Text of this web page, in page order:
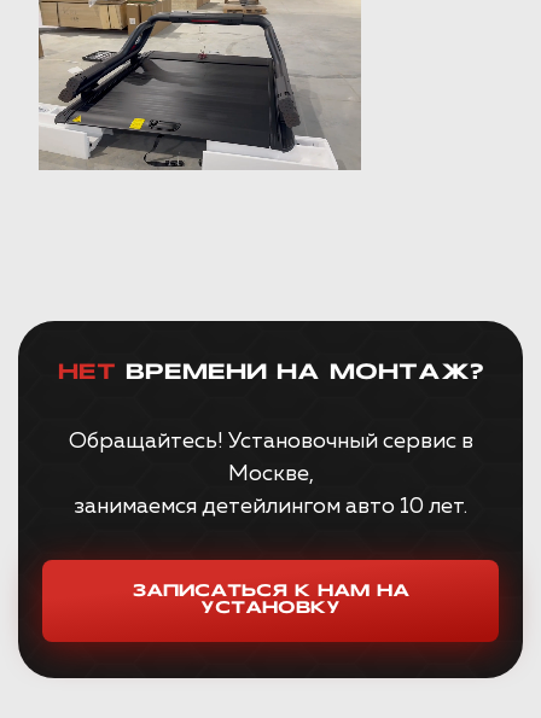
НЕТ ВРЕМЕНИ НА МОНТАЖ?
Обращайтесь! Установочный сервис в
Москве,
занимаемся детейлингом авто 10 лет.
ЗАПИСАТЬСЯ К НАМ НА
УСТАНОВКУ